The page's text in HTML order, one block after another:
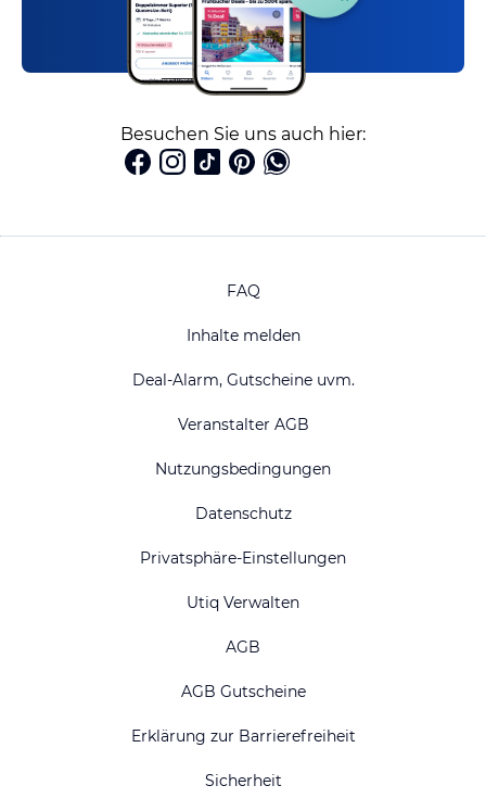
Besuchen Sie uns auch hier:
FAQ
Inhalte melden
Deal-Alarm, Gutscheine uvm.
Veranstalter AGB
Nutzungsbedingungen
Datenschutz
Privatsphäre-Einstellungen
Utiq Verwalten
AGB
AGB Gutscheine
Erklärung zur Barrierefreiheit
Sicherheit